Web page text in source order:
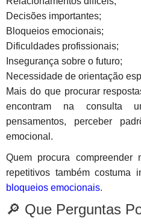
Decisões importantes;
Bloqueios emocionais;
Dificuldades profissionais;
Insegurança sobre o futuro;
Necessidade de orientação
Mais do que procurar
encontram na consulta
pensamentos, perceber
emocional.
Quem procura compreender
repetitivos também costuma
bloqueios emocionais.
🔎 Que Perguntas